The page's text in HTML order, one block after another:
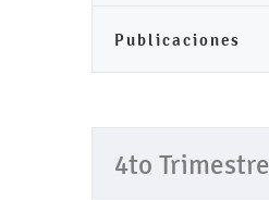
Publicaciones
4to Trimestre